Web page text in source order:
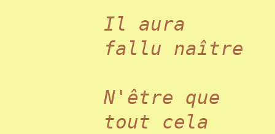
Il aura
fallu naître
N'être que
tout cela